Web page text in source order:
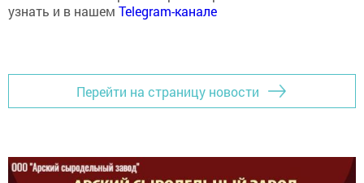
Перейти на страницу новости